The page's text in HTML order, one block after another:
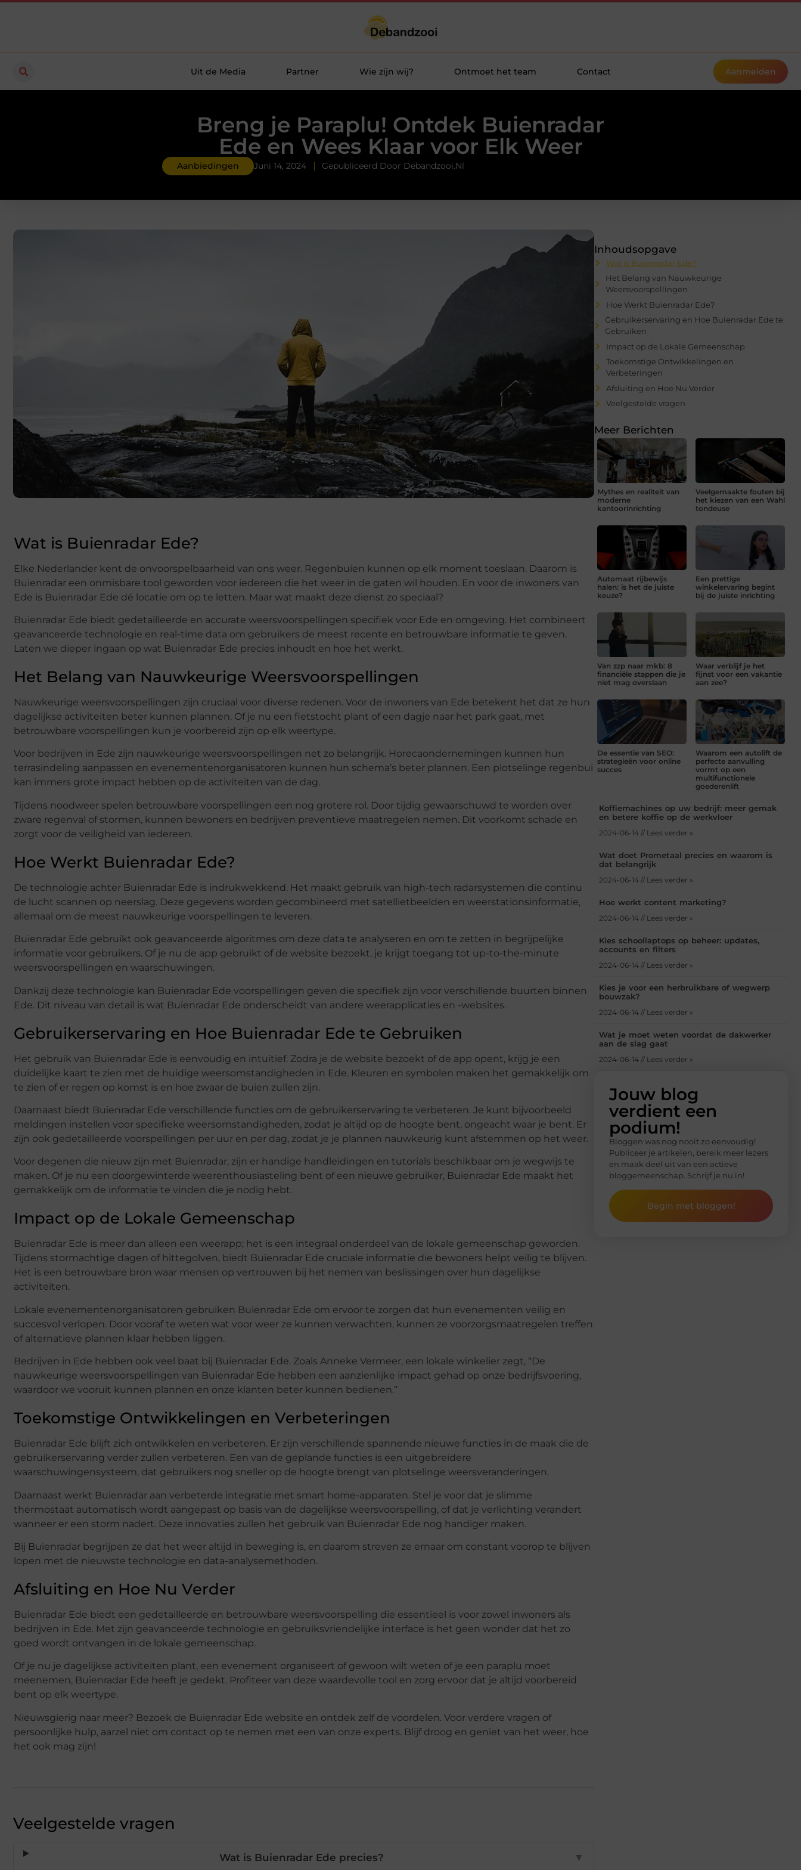
Uit de Media Partner Wie zijn wij? Ontmoet het team Contact Aanmelden
Breng je Paraplu! Ontdek Buienradar
Ede en Wees Klaar voor Elk Weer
Aanbiedingen Juni 14, 2024 Gepubliceerd Door Debandzooi.nl
Wat is Buienradar Ede?
Elke Nederlander kent de onvoorspelbaarheid van ons weer. Regenbuien kunnen op elk moment toeslaan. Daarom is
Buienradar een onmisbare tool geworden voor iedereen die het weer in de gaten wil houden. En voor de inwoners van
Ede is Buienradar Ede dé locatie om op te letten. Maar wat maakt deze dienst zo speciaal?
Buienradar Ede biedt gedetailleerde en accurate weersvoorspellingen specifiek voor Ede en omgeving. Het combineert
geavanceerde technologie en real-time data om gebruikers de meest recente en betrouwbare informatie te geven.
Laten we dieper ingaan op wat Buienradar Ede precies inhoudt en hoe het werkt.
Het Belang van Nauwkeurige Weersvoorspellingen
Nauwkeurige weersvoorspellingen zijn cruciaal voor diverse redenen. Voor de inwoners van Ede betekent het dat ze hun
dagelijkse activiteiten beter kunnen plannen. Of je nu een fietstocht plant of een dagje naar het park gaat, met
betrouwbare voorspellingen kun je voorbereid zijn op elk weertype.
Voor bedrijven in Ede zijn nauwkeurige weersvoorspellingen net zo belangrijk. Horecaondernemingen kunnen hun
terrasindeling aanpassen en evenementenorganisatoren kunnen hun schema’s beter plannen. Een plotselinge regenbui
kan immers grote impact hebben op de activiteiten van de dag.
Tijdens noodweer spelen betrouwbare voorspellingen een nog grotere rol. Door tijdig gewaarschuwd te worden over
zware regenval of stormen, kunnen bewoners en bedrijven preventieve maatregelen nemen. Dit voorkomt schade en
zorgt voor de veiligheid van iedereen.
Hoe Werkt Buienradar Ede?
De technologie achter Buienradar Ede is indrukwekkend. Het maakt gebruik van high-tech radarsystemen die continu
de lucht scannen op neerslag. Deze gegevens worden gecombineerd met satellietbeelden en weerstationsinformatie,
allemaal om de meest nauwkeurige voorspellingen te leveren.
Buienradar Ede gebruikt ook geavanceerde algoritmes om deze data te analyseren en om te zetten in begrijpelijke
informatie voor gebruikers. Of je nu de app gebruikt of de website bezoekt, je krijgt toegang tot up-to-the-minute
weersvoorspellingen en waarschuwingen.
Dankzij deze technologie kan Buienradar Ede voorspellingen geven die specifiek zijn voor verschillende buurten binnen
Ede. Dit niveau van detail is wat Buienradar Ede onderscheidt van andere weerapplicaties en -websites.
Gebruikerservaring en Hoe Buienradar Ede te Gebruiken
Het gebruik van Buienradar Ede is eenvoudig en intuïtief. Zodra je de website bezoekt of de app opent, krijg je een
duidelijke kaart te zien met de huidige weersomstandigheden in Ede. Kleuren en symbolen maken het gemakkelijk om
te zien of er regen op komst is en hoe zwaar de buien zullen zijn.
Daarnaast biedt Buienradar Ede verschillende functies om de gebruikerservaring te verbeteren. Je kunt bijvoorbeeld
meldingen instellen voor specifieke weersomstandigheden, zodat je altijd op de hoogte bent, ongeacht waar je bent. Er
zijn ook gedetailleerde voorspellingen per uur en per dag, zodat je je plannen nauwkeurig kunt afstemmen op het weer.
Voor degenen die nieuw zijn met Buienradar, zijn er handige handleidingen en tutorials beschikbaar om je wegwijs te
maken. Of je nu een doorgewinterde weerenthousiasteling bent of een nieuwe gebruiker, Buienradar Ede maakt het
gemakkelijk om de informatie te vinden die je nodig hebt.
Impact op de Lokale Gemeenschap
Buienradar Ede is meer dan alleen een weerapp; het is een integraal onderdeel van de lokale gemeenschap geworden.
Tijdens stormachtige dagen of hittegolven, biedt Buienradar Ede cruciale informatie die bewoners helpt veilig te blijven.
Het is een betrouwbare bron waar mensen op vertrouwen bij het nemen van beslissingen over hun dagelijkse
activiteiten.
Lokale evenementenorganisatoren gebruiken Buienradar Ede om ervoor te zorgen dat hun evenementen veilig en
succesvol verlopen. Door vooraf te weten wat voor weer ze kunnen verwachten, kunnen ze voorzorgsmaatregelen treffen
of alternatieve plannen klaar hebben liggen.
Bedrijven in Ede hebben ook veel baat bij Buienradar Ede. Zoals Anneke Vermeer, een lokale winkelier zegt, “De
nauwkeurige weersvoorspellingen van Buienradar Ede hebben een aanzienlijke impact gehad op onze bedrijfsvoering,
waardoor we vooruit kunnen plannen en onze klanten beter kunnen bedienen.”
Toekomstige Ontwikkelingen en Verbeteringen
Buienradar Ede blijft zich ontwikkelen en verbeteren. Er zijn verschillende spannende nieuwe functies in de maak die de
gebruikerservaring verder zullen verbeteren. Een van de geplande functies is een uitgebreidere
waarschuwingensysteem, dat gebruikers nog sneller op de hoogte brengt van plotselinge weersveranderingen.
Daarnaast werkt Buienradar aan verbeterde integratie met smart home-apparaten. Stel je voor dat je slimme
thermostaat automatisch wordt aangepast op basis van de dagelijkse weersvoorspelling, of dat je verlichting verandert
wanneer er een storm nadert. Deze innovaties zullen het gebruik van Buienradar Ede nog handiger maken.
Bij Buienradar begrijpen ze dat het weer altijd in beweging is, en daarom streven ze ernaar om constant voorop te blijven
lopen met de nieuwste technologie en data-analysemethoden.
Afsluiting en Hoe Nu Verder
Buienradar Ede biedt een gedetailleerde en betrouwbare weersvoorspelling die essentieel is voor zowel inwoners als
bedrijven in Ede. Met zijn geavanceerde technologie en gebruiksvriendelijke interface is het geen wonder dat het zo
goed wordt ontvangen in de lokale gemeenschap.
Of je nu je dagelijkse activiteiten plant, een evenement organiseert of gewoon wilt weten of je een paraplu moet
meenemen, Buienradar Ede heeft je gedekt. Profiteer van deze waardevolle tool en zorg ervoor dat je altijd voorbereid
bent op elk weertype.
Nieuwsgierig naar meer? Bezoek de Buienradar Ede website en ontdek zelf de voordelen. Voor verdere vragen of
persoonlijke hulp, aarzel niet om contact op te nemen met een van onze experts. Blijf droog en geniet van het weer, hoe
het ook mag zijn!
Veelgestelde vragen
Wat is Buienradar Ede precies? ▼
Inhoudsopgave
Wat is Buienradar Ede?
Het Belang van Nauwkeurige
Weersvoorspellingen
Hoe Werkt Buienradar Ede?
Gebruikerservaring en Hoe Buienradar Ede te
Gebruiken
Impact op de Lokale Gemeenschap
Toekomstige Ontwikkelingen en
Verbeteringen
Afsluiting en Hoe Nu Verder
Veelgestelde vragen
Meer Berichten
Mythes en realiteit van
moderne
kantoorinrichting
Veelgemaakte fouten bij
het kiezen van een Wahl
tondeuse
Automaat rijbewijs
halen: is het de juiste
keuze?
Een prettige
winkelervaring begint
bij de juiste inrichting
Van zzp naar mkb: 8
financiële stappen die je
niet mag overslaan
Waar verblijf je het
fijnst voor een vakantie
aan zee?
De essentie van SEO:
strategieën voor online
succes
Waarom een autolift de
perfecte aanvulling
vormt op een
multifunctionele
goederenlift
Koffiemachines op uw bedrijf: meer gemak
en betere koffie op de werkvloer
2024-06-14 // Lees verder »
Wat doet Prometaal precies en waarom is
dat belangrijk
2024-06-14 // Lees verder »
Hoe werkt content marketing?
2024-06-14 // Lees verder »
Kies schoollaptops op beheer: updates,
accounts en filters
2024-06-14 // Lees verder »
Kies je voor een herbruikbare of wegwerp
bouwzak?
2024-06-14 // Lees verder »
Wat je moet weten voordat de dakwerker
aan de slag gaat
2024-06-14 // Lees verder »
Jouw blog
verdient een
podium!
Bloggen was nog nooit zo eenvoudig!
Publiceer je artikelen, bereik meer lezers
en maak deel uit van een actieve
bloggemeenschap. Schrijf je nu in!
Begin met bloggen!